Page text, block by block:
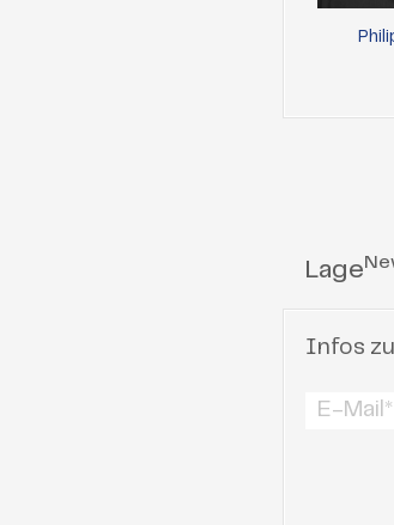
Lage
Infos